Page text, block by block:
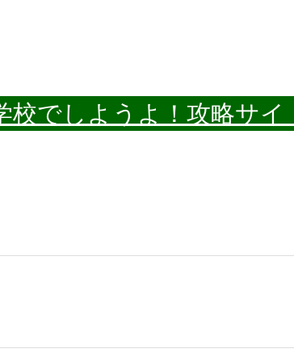
校でしようよ！攻略サイ